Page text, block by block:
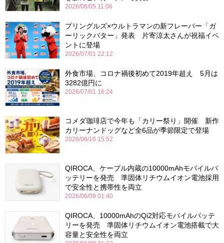
2026/08/05 11:06
プリングルズ×ウルトラマンの新フレーバー「ガ
ーリックバター」発表 片寄涼太さんが祝福イベ
ントに登場
2026/07/01 22:12
外食市場、コロナ禍後初めて2019年超え 5月は
3282億円に
2026/07/01 16:24
コメダ珈琲店で今年も「カリー祭り」開催 新作
カリーナンドッグなど全6品が季節限定で登場
2026/06/16 15:52
QIROCA、ケーブル内蔵の10000mAhモバイルバ
ッテリーを発売 準固体リチウムイオン電池採用
で安全性と携帯性を両立
2026/06/09 01:40
QIROCA、10000mAhのQi2対応モバイルバッテ
リーを発売 準固体リチウムイオン電池搭載で大
容量と安全性を両立